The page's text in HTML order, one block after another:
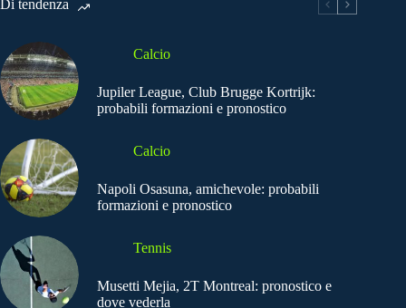
Di tendenza
Calcio
Jupiler League, Club Brugge Kortrijk:
probabili formazioni e pronostico
Calcio
Napoli Osasuna, amichevole: probabili
formazioni e pronostico
Tennis
Musetti Mejia, 2T Montreal: pronostico e
dove vederla